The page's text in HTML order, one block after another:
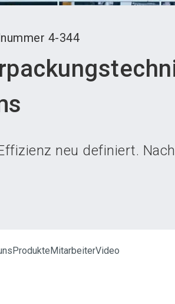
4-344
neu definiert.
ProdukteMitarbeiterVideo